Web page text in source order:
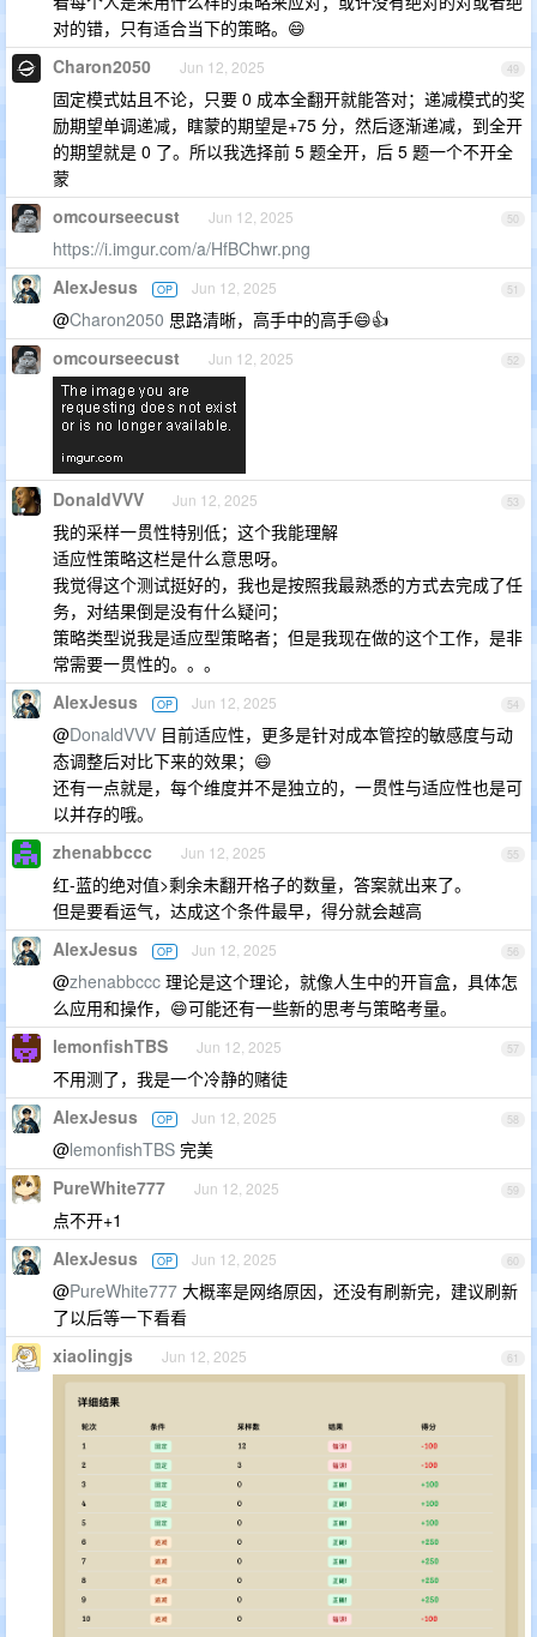
对的错，只有适合当下的策略。😄
49
Charon2050 Jun 12, 2025
固定模式姑且不论，只要 0 成本全翻开就能答对；递减模式的奖
励期望单调递减，瞎蒙的期望是+75 分，然后逐渐递减，到全开
的期望就是 0 了。所以我选择前 5 题全开，后 5 题一个不开全
蒙
50
omcourseecust Jun 12, 2025
https://i.imgur.com/a/HfBChwr.png
51
AlexJesus OP Jun 12, 2025
@Charon2050 思路清晰，高手中的高手😄👍
52
omcourseecust Jun 12, 2025
53
DonaldVVV Jun 12, 2025
我的采样一贯性特别低；这个我能理解
适应性策略这栏是什么意思呀。
我觉得这个测试挺好的，我也是按照我最熟悉的方式去完成了任
务，对结果倒是没有什么疑问；
策略类型说我是适应型策略者；但是我现在做的这个工作，是非
常需要一贯性的。。。
54
AlexJesus OP Jun 12, 2025
@DonaldVVV 目前适应性，更多是针对成本管控的敏感度与动
态调整后对比下来的效果；😄
还有一点就是，每个维度并不是独立的，一贯性与适应性也是可
以并存的哦。
55
zhenabbccc Jun 12, 2025
红-蓝的绝对值>剩余未翻开格子的数量，答案就出来了。
但是要看运气，达成这个条件最早，得分就会越高
56
AlexJesus OP Jun 12, 2025
@zhenabbccc 理论是这个理论，就像人生中的开盲盒，具体怎
么应用和操作，😄可能还有一些新的思考与策略考量。
57
lemonfishTBS Jun 12, 2025
不用测了，我是一个冷静的赌徒
58
AlexJesus OP Jun 12, 2025
@lemonfishTBS 完美
59
PureWhite777 Jun 12, 2025
点不开+1
60
AlexJesus OP Jun 12, 2025
@PureWhite777 大概率是网络原因，还没有刷新完，建议刷新
了以后等一下看看
61
xiaolingjs Jun 12, 2025